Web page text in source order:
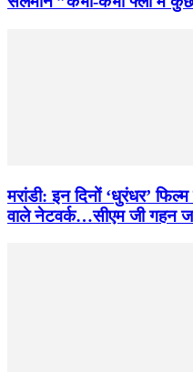
मरांडी: इन दिनों ‘धुरंधर’
वाले नेटवर्क…सीएम जी गहन